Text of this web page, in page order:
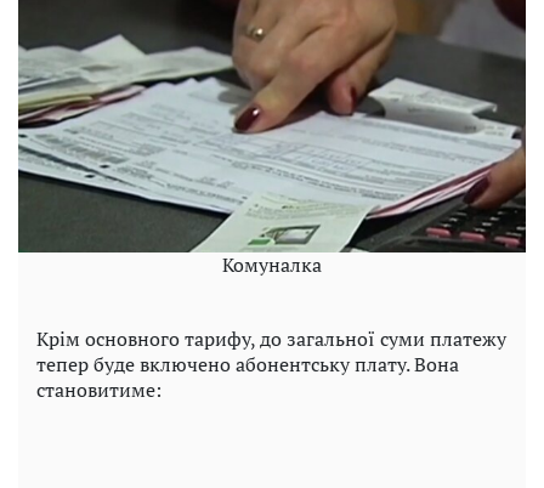
Комуналка
Крім основного тарифу, до загальної суми платежу
тепер буде включено абонентську плату. Вона
становитиме: